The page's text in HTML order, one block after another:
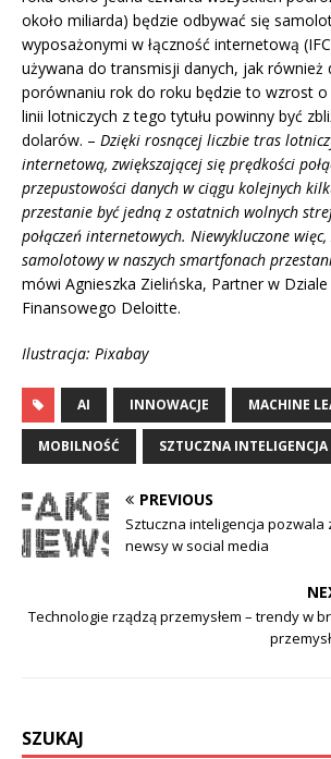
około miliarda) będzie odbywać się
wyposażonymi w łączność internetową
używana do transmisji danych, jak również
porównaniu rok do roku będzie to wzrost o
linii lotniczych z tego tytułu powinny być
dolarów. – Dzięki rosnącej liczbie tras
internetową, zwiększającej się prędkości
przepustowości danych w ciągu kolejnych
przestanie być jedną z ostatnich wolnych
połączeń internetowych. Niewykluczone
samolotowy w naszych smartfonach
mówi Agnieszka Zielińska, Partner w
Finansowego Deloitte.
Ilustracja: Pixabay
AI INNOWACJE MACHINE
MOBILNOŚĆ SZTUCZNA INTELIGENCJA
PREVIOUS
Sztuczna inteligencja pozwala
newsy w social media
Technologie rządzą przemysłem – trendy w
SZUKAJ